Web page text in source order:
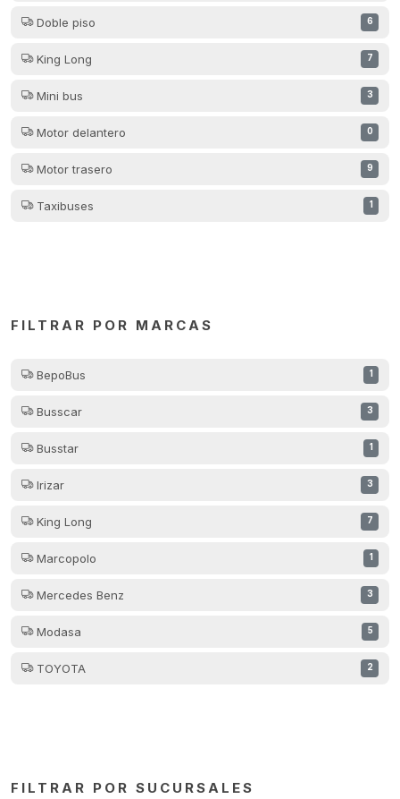
Doble piso 6
King Long 7
Mini bus 3
Motor delantero 0
Motor trasero 9
Taxibuses 1
FILTRAR POR MARCAS
BepoBus 1
Busscar 3
Busstar 1
Irizar 3
King Long 7
Marcopolo 1
Mercedes Benz 3
Modasa 5
TOYOTA 2
FILTRAR POR SUCURSALES